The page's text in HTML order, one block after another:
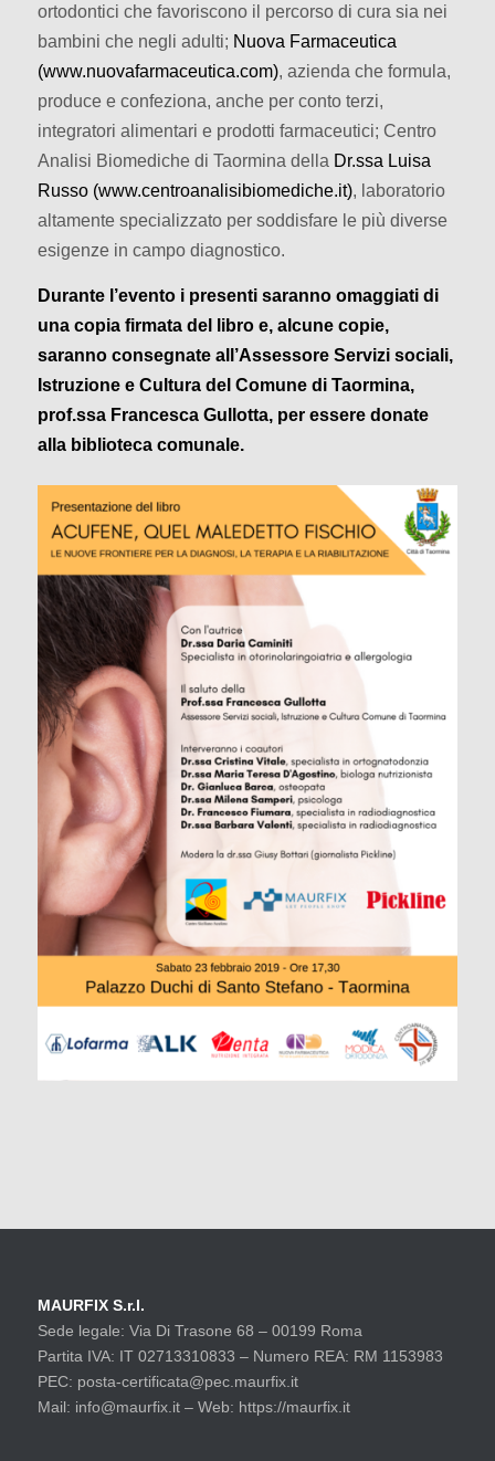
ortodontici che favoriscono il percorso di cura sia nei
bambini che negli adulti; Nuova Farmaceutica
(www.nuovafarmaceutica.com), azienda che formula,
produce e confeziona, anche per conto terzi,
integratori alimentari e prodotti farmaceutici; Centro
Analisi Biomediche di Taormina della Dr.ssa Luisa
Russo (www.centroanalisibiomediche.it), laboratorio
altamente specializzato per soddisfare le più diverse
esigenze in campo diagnostico.
Durante l’evento i presenti saranno omaggiati di
una copia firmata del libro e, alcune copie,
saranno consegnate all’Assessore Servizi sociali,
Istruzione e Cultura del Comune di Taormina,
prof.ssa Francesca Gullotta, per essere donate
alla biblioteca comunale.
MAURFIX S.r.l.
Sede legale: Via Di Trasone 68 – 00199 Roma
Partita IVA: IT 02713310833 – Numero REA: RM 1153983
PEC: posta-certificata@pec.maurfix.it
Mail: info@maurfix.it – Web: https://maurfix.it